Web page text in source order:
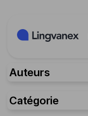
Auteurs
Catégorie